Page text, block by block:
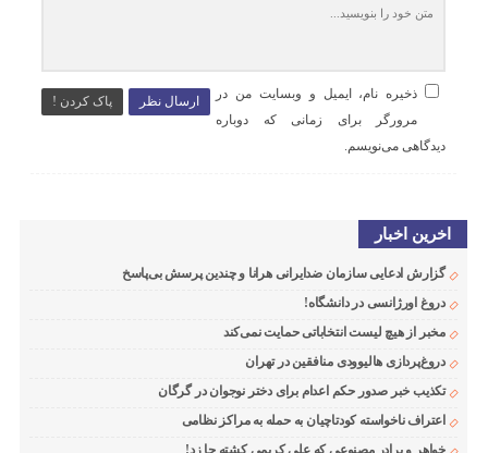
ارسال نظر پاک کردن !
ذخیره نام، ایمیل و وبسایت من در
مرورگر برای زمانی که دوباره
دیدگاهی می‌نویسم.
اخرین اخبار
گزارش ادعایی سازمان ضدایرانی هرانا و چندین پرسش بی‌پاسخ
دروغ اورژانسی در دانشگاه!
مخبر از هیچ لیست انتخاباتی حمایت نمی‌کند
دروغ‌پردازی هالیوودی منافقین در تهران
تکذیب خبر صدور حکم اعدام برای دختر نوجوان در گرگان
اعتراف ناخواسته کودتاچیان به حمله به مراکز نظامی
خواهر و برادر مصنوعی که علی کریمی کشته جا زد!